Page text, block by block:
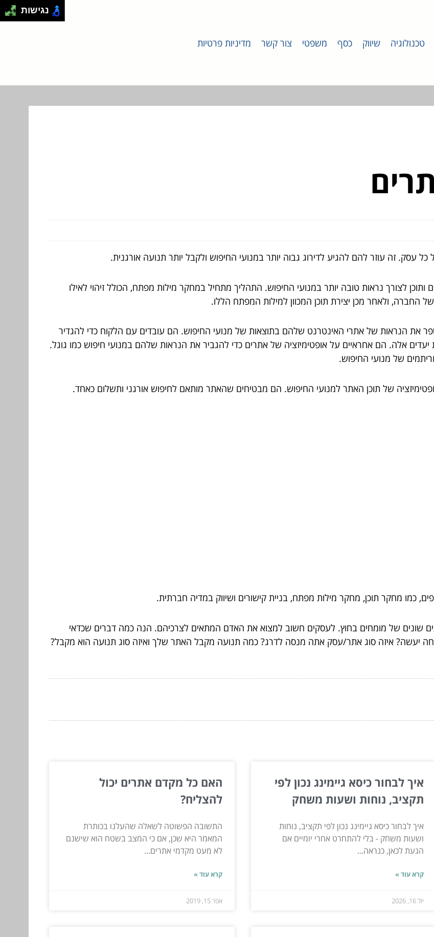
טכנולוגיה שיווק כסף משפטי צור קשר מדיניות פרטיות
עסק. זה עוזר להם להגיע לדירוג גבוה יותר במנועי החיפוש ולקבל יותר תנועה אורגנית.
לצורך נראות טובה יותר במנועי החיפוש. התהליך מתחיל במחקר מילות מפתח, הכולל זיהוי לאילו
החברה, ולאחר מכן יצירת תוכן המכוון למילות המפתח הללו.
את הנראות של אתרי האינטרנט שלהם בתוצאות של מנועי החיפוש. הם עובדים עם הלקוח כדי להגדיר
אלה. הם אחראיים על אופטימיזציה של אתרים כדי להגביר את הנראות שלהם במנועי חיפוש כמו גוגל.
של מנועי החיפוש.
של תוכן האתר למנועי החיפוש. הם מבטיחים שהאתר מותאם לחיפוש אורגני ותשלום כאחד.
כמו מחקר תוכן, מחקר מילות מפתח, בניית קישורים ושיווק במדיה חברתית.
שונים של מומחים בחוץ. לעסקים חשוב למצוא את האדם המתאים לצרכיהם. הנה כמה דברים שכדאי
יעשה? איזה סוג אתר/עסק אתה מנסה לדרג? כמה תנועה מקבל האתר שלך ואיזה סוג תנועה הוא מקבל?
איך לבחור כיסא גיימינג נכון לפי
תקציב, נוחות ושעות משחק
איך לבחור כיסא גיימינג נכון לפי תקציב, נוחות
ושעות משחק - בלי להתחרט אחרי יומיים אם
הגעת לכאן, כנראה...
קרא עוד »
יול 16, 2026
האם כל מקדם אתרים יכול
להצליח?
התשובה הפשוטה לשאלה שהעלנו בכותרת
המאמר היא שכן, אם כי המצב בשטח הוא שישנם
לא מעט מקדמי אתרים...
קרא עוד »
אפר 15, 2019
נגישות